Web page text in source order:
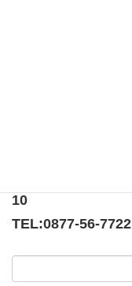
10
TEL:0877-56-7722